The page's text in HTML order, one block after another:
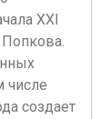
ХХI
числе
создает